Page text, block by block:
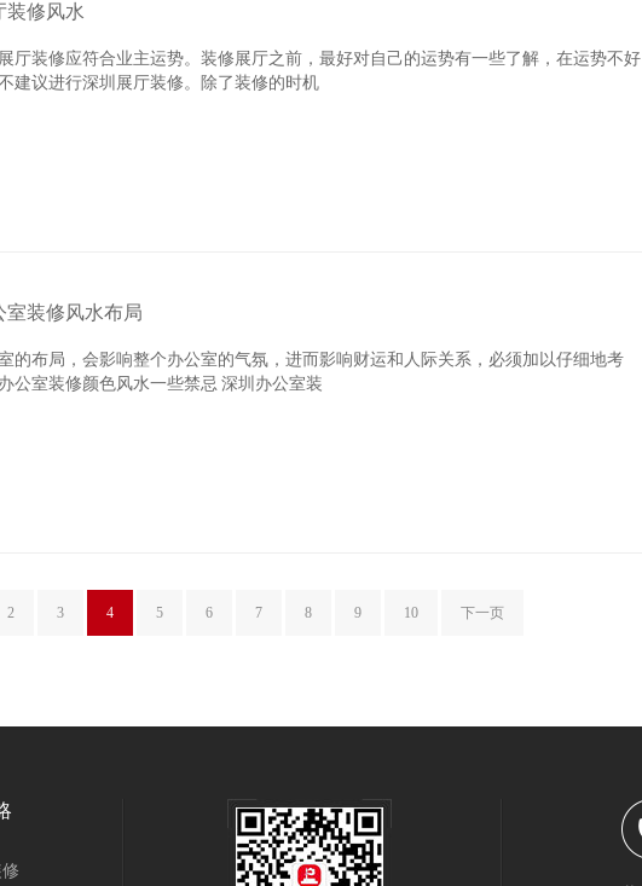
装修风水
修应符合业主运势。装修展厅之前，最好对自己的运势有一些了解，在运势不好
建议进行深圳展厅装修。除了装修的时机
室装修风水布局
局，会影响整个办公室的气氛，进而影响财运和人际关系，必须加以仔细地考
圳办公室装修颜色风水一些禁忌 深圳办公室装
2 3 4 5 6 7 8 9 10 下一页